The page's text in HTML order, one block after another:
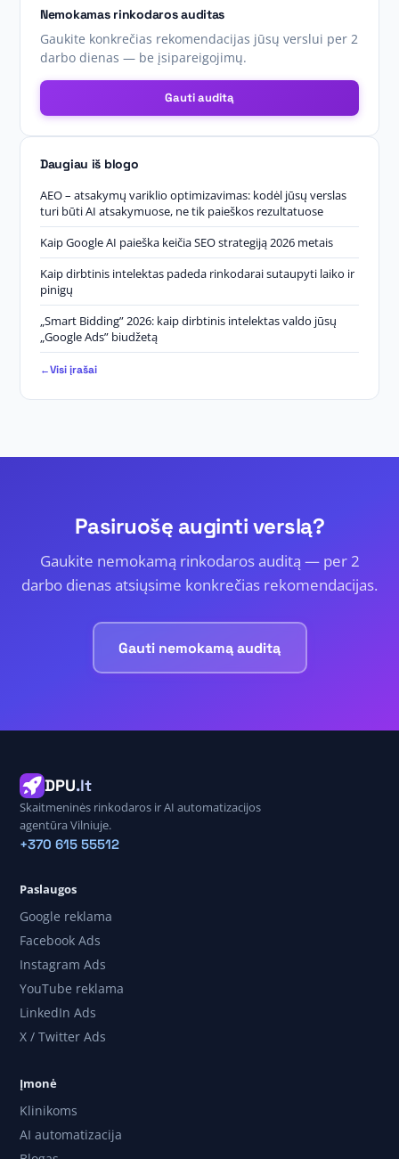
Nemokamas rinkodaros auditas
Gaukite konkrečias rekomendacijas jūsų verslui per 2
darbo dienas — be įsipareigojimų.
Gauti auditą
Daugiau iš blogo
AEO – atsakymų variklio optimizavimas: kodėl jūsų verslas
turi būti AI atsakymuose, ne tik paieškos rezultatuose
Kaip Google AI paieška keičia SEO strategiją 2026 metais
Kaip dirbtinis intelektas padeda rinkodarai sutaupyti laiko ir
pinigų
„Smart Bidding” 2026: kaip dirbtinis intelektas valdo jūsų
„Google Ads” biudžetą
Visi įrašai
Pasiruošę auginti verslą?
Gaukite nemokamą rinkodaros auditą — per 2
darbo dienas atsiųsime konkrečias rekomendacijas.
Gauti nemokamą auditą
DPU.lt
Skaitmeninės rinkodaros ir AI automatizacijos
agentūra Vilniuje.
+370 615 55512
Paslaugos
Google reklama
Facebook Ads
Instagram Ads
YouTube reklama
LinkedIn Ads
X / Twitter Ads
Įmonė
Klinikoms
AI automatizacija